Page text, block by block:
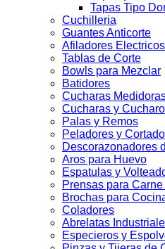
Tapas Tipo
Cuchilleria
Guantes Anticorte
Afiladores
Tablas de Corte
Bowls para Mezclar
Batidores
Cucharas
Cucharas y
Palas y Remos
Peladores y
Descorazonadores
Aros para Huevo
Espatulas y
Prensas para
Brochas para
Coladores
Abrelatas
Especieros y